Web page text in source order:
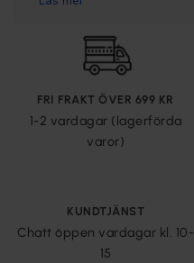
FRI FRAKT ÖVER 699 KR
1-2 vardagar (lagerförda
varor)
KUNDTJÄNST
Chatt öppen vardagar kl. 10-
15